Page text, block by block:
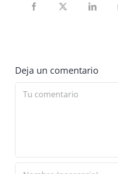
Deja un comentario
Comment